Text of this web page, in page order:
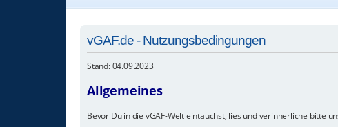
vGAF.de - Nutzungsbedingungen
Stand: 04.09.2023
Allgemeines
Bevor Du in die vGAF-Welt eintauchst, lies und verinnerliche bitte